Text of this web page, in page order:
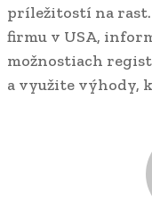
príležitostí na
firmu v USA,
možnostiach
a využite výhody,